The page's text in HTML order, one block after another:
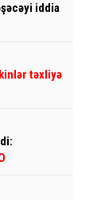
iddia
təxliyə